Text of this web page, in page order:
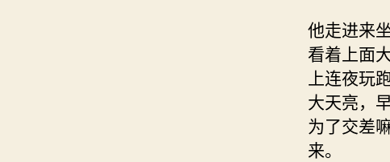
他走进来
看着上面
上连夜玩
大天亮，
为了交差
来。